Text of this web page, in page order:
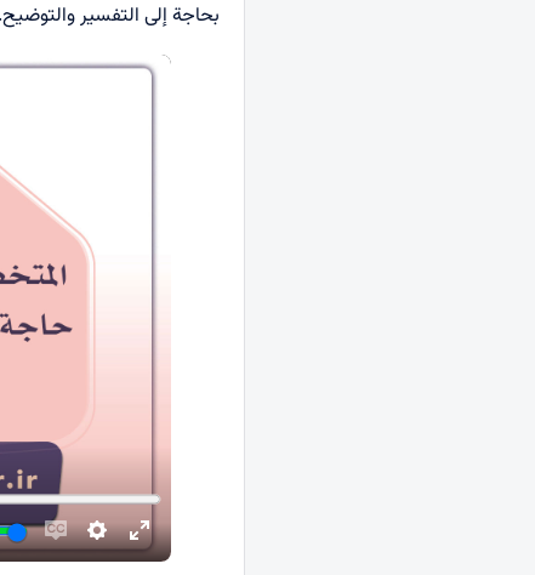
بحاجة إلى التفسير والتوضيح.